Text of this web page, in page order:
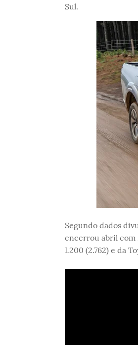
Sul.
Segundo dados
encerrou abril com
L200 (2.762) e da